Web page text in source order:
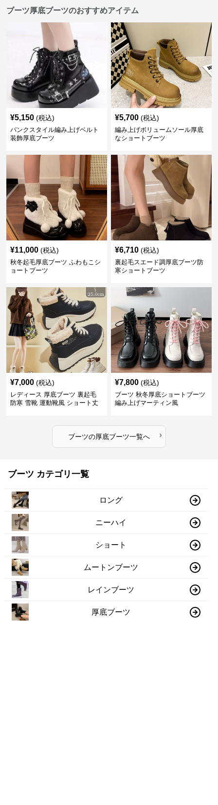
ブーツ厚底ブーツのおすすめアイテム
¥5,150 (税込)
パンクスタイル編み上げベルト
装飾厚底ブーツ
¥5,700 (税込)
編み上げボリュームソール厚底
なショートブーツ
¥11,000 (税込)
秋冬起毛厚底ブーツ ふわもこシ
ョートブーツ
¥6,710 (税込)
裏起毛スエード調厚底ブーツ防
寒ショートブーツ
¥7,000 (税込)
レディース 厚底ブーツ 裏起毛
防寒 雪靴 運動靴風 ショート丈
¥7,800 (税込)
ブーツ 秋冬厚底ショートブーツ
編み上げマーティン風
ブーツの厚底ブーツ一覧へ ›
ブーツ カテゴリ一覧
ロング
ニーハイ
ショート
ムートンブーツ
レインブーツ
厚底ブーツ